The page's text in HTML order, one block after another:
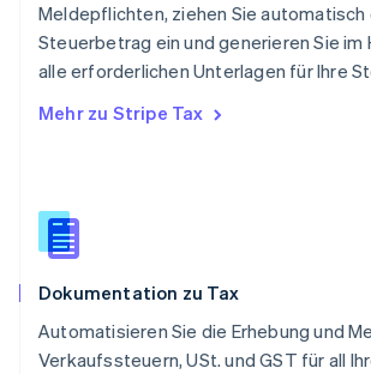
Meldepflichten, ziehen Sie automatisch
Steuerbetrag ein und generieren Sie im
alle erforderlichen Unterlagen für Ihre
Mehr zu Stripe Tax
Dokumentation zu Tax
Automatisieren Sie die Erhebung und
Verkaufssteuern, USt. und GST für all
Schweiz
DeutschFrançaisItalianoEnglish
Singapur
Slowakei
Sonderverwaltungsregion Hongkong,
China
Spanien
EspañolEnglish
Thailand